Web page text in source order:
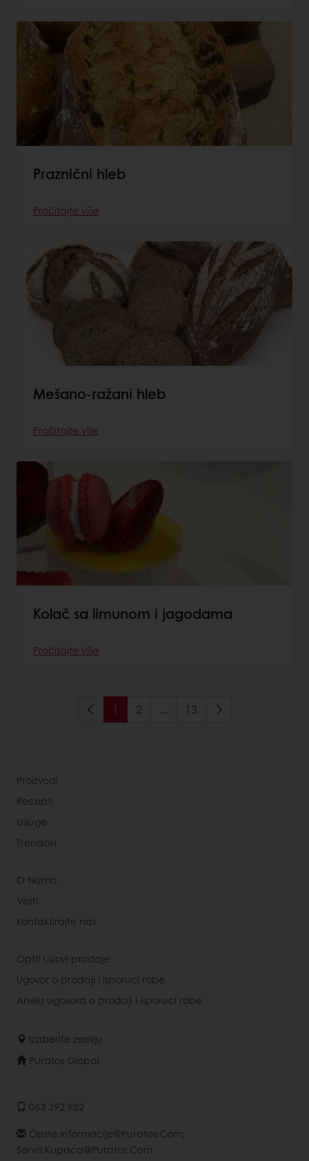
Praznični hleb
Pročitajte više
Mešano-ražani hleb
Pročitajte više
Kolač sa limunom i jagodama
Pročitajte više
1 2 ... 13
Proizvodi
Recepti
Usluge
Trendovi
O Nama
Vesti
Kontaktirajte nas
Opšti uslovi prodaje
Ugovor o prodaji i isporuci robe
Aneks ugovora o prodaji i isporuci robe
Izaberite zemlju
Puratos Global
063 392 982
Opste.informacije@puratos.com;
Servis.kupaca@puratos.com